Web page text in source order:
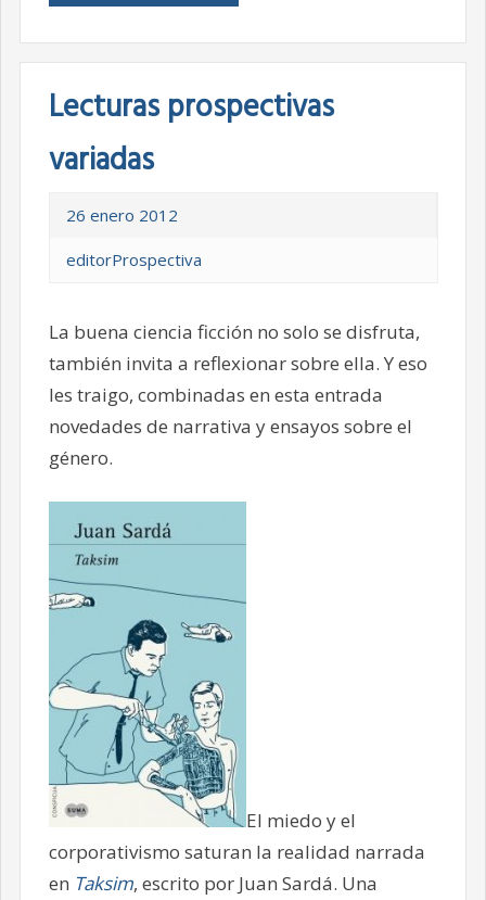
Lecturas prospectivas
variadas
26 enero 2012
editorProspectiva
La buena ciencia ficción no solo se disfruta,
también invita a reflexionar sobre ella. Y eso
les traigo, combinadas en esta entrada
novedades de narrativa y ensayos sobre el
género.
El miedo y el
corporativismo saturan la realidad narrada
en Taksim, escrito por Juan Sardá. Una